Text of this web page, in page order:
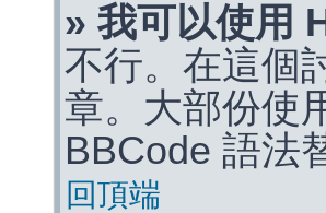
» 我可以使用
不行。在這個
章。大部份使
BBCode 語法
回頂端